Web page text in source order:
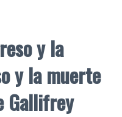
y la
y la muerte
Gallifrey